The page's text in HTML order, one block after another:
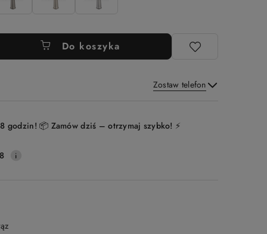
Do koszyka
Zostaw telefon
godzin! 📦 Zamów dziś – otrzymaj szybko! ⚡